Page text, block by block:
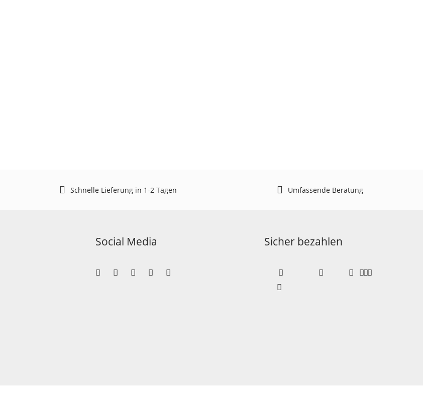
Schnelle Lieferung in 1-2 Tagen Umfassende Beratung
Social Media Sicher bezahlen